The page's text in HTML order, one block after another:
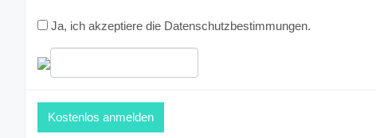
Ja, ich akzeptiere die Datenschutzbestimmungen.